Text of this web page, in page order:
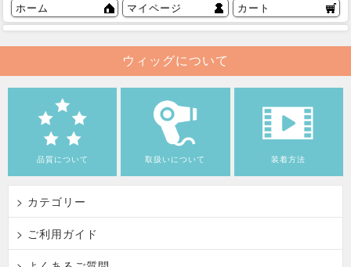
ホーム マイページ カート
ウィッグについて
品質について 取扱いについて 装着方法
> カテゴリー
> ご利用ガイド